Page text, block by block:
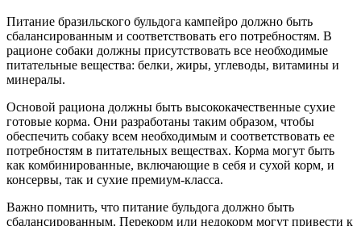
Питание бразильского бульдога кампейро должно быть
сбалансированным и соответствовать его потребностям. В
рационе собаки должны присутствовать все необходимые
питательные вещества: белки, жиры, углеводы, витамины и
минералы.
Основой рациона должны быть высококачественные сухие
готовые корма. Они разработаны таким образом, чтобы
обеспечить собаку всем необходимым и соответствовать ее
потребностям в питательных веществах. Корма могут быть
как комбинированные, включающие в себя и сухой корм, и
консервы, так и сухие премиум-класса.
Важно помнить, что питание бульдога должно быть
сбалансированным. Перекорм или недокорм могут привести к